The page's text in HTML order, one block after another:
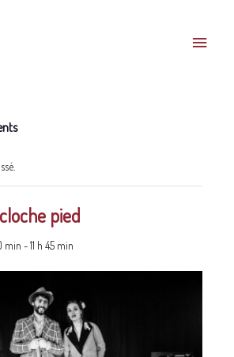
pied
min -11 h 45 min